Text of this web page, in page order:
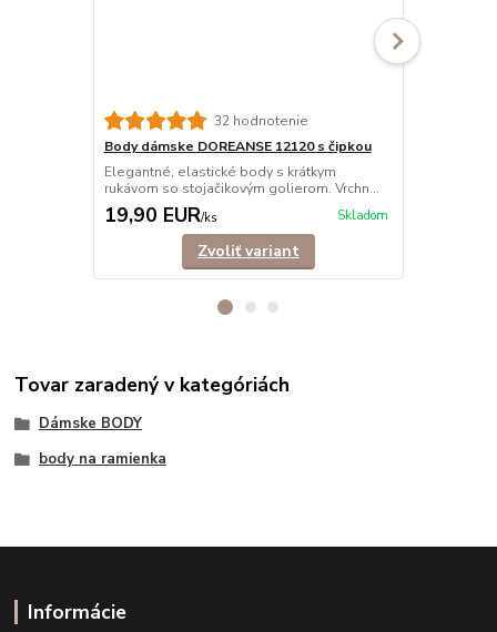
32 hodnotenie
Body dámske DOREANSE 12120 s čipkou
Elegantné, elastické body s krátkym
rukávom so stojačikovým golierom. Vrchn...
19,90 EUR/ks Skladom
Zvoliť variant
Tovar zaradený v kategóriách
Dámske BODY
body na ramienka
Informácie